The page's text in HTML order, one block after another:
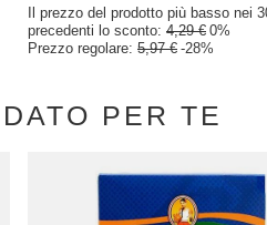
Il prezzo del prodotto più basso nei
precedenti lo sconto: 4,29 € 0%
Prezzo regolare: 5,97 € -28%
PER TE